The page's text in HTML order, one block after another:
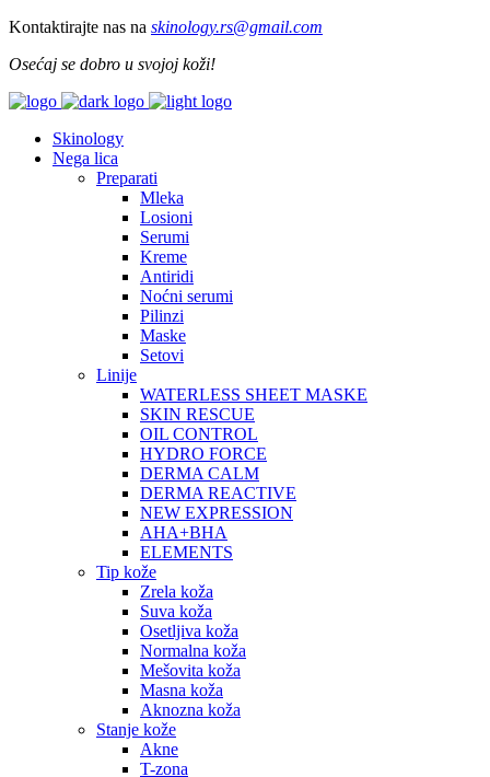
Kontaktirajte nas na skinology.rs@gmail.com
Osećaj se dobro u svojoj koži!
Skinology
Nega lica
Preparati
Mleka
Losioni
Serumi
Kreme
Antiridi
Noćni serumi
Pilinzi
Maske
Setovi
Linije
WATERLESS SHEET MASKE
SKIN RESCUE
OIL CONTROL
HYDRO FORCE
DERMA CALM
DERMA REACTIVE
NEW EXPRESSION
AHA+BHA
ELEMENTS
Tip kože
Zrela koža
Suva koža
Osetljiva koža
Normalna koža
Mešovita koža
Masna koža
Aknozna koža
Stanje kože
Akne
T-zona